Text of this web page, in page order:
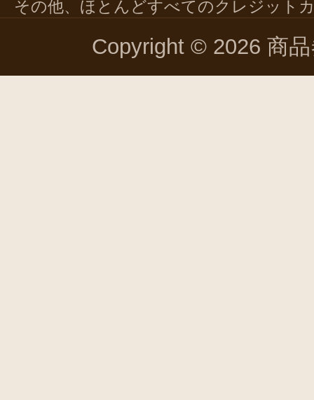
その他、ほとんどすべてのクレジット
Copyright © 2026 商